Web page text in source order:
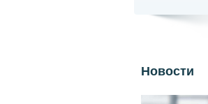
Новости